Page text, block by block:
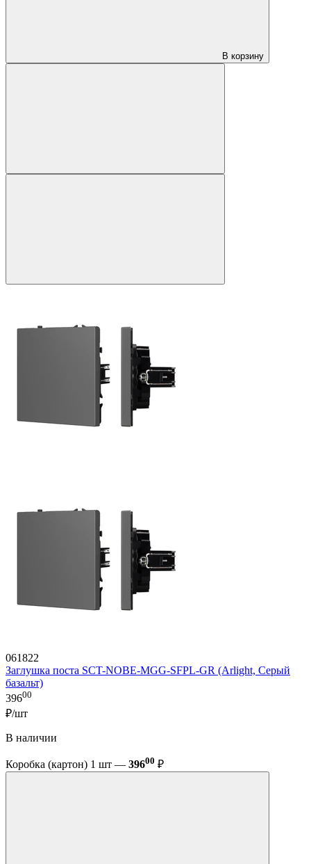
В корзину
061822
Заглушка поста SCT-NOBE-MGG-SFPL-GR (Arlight, Серый
базальт)
39600
₽/шт
В наличии
Коробка (картон) 1 шт — 39600 ₽